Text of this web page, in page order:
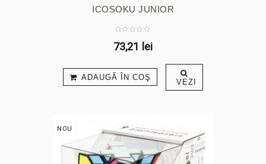
ICOSOKU JUNIOR
73,21 lei
ADAUGĂ ÎN COŞ VEZI
NOU